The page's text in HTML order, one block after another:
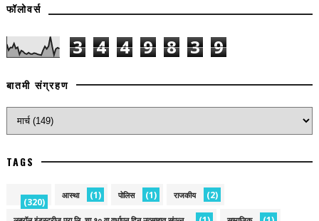
फॉलोवर्स
3 4 4 9 8 3 9
बातमी संग्रहण
TAGS
(320)
आस्था (1) पोलिस (1) राजकीय (2)